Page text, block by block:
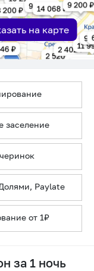
на карте
заселение
Paylate
от 1₽
за 1 ночь